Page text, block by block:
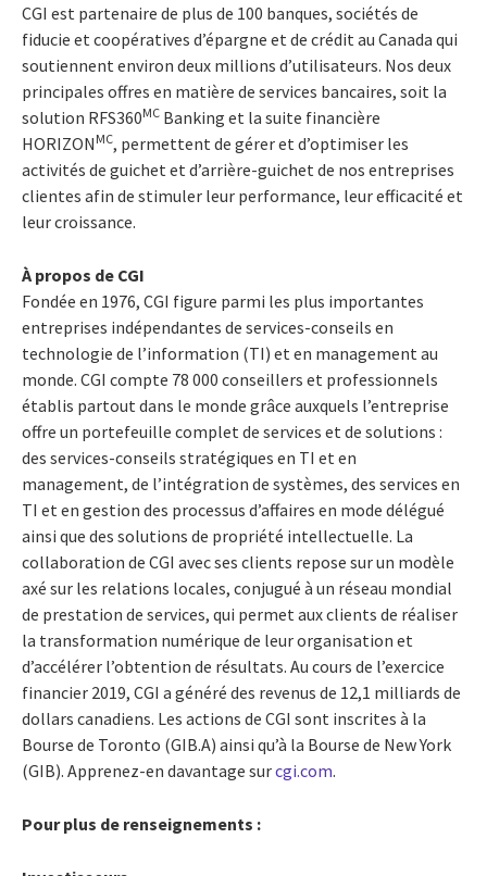
CGI est partenaire de plus de 100 banques, sociétés de
fiducie et coopératives d’épargne et de crédit au Canada qui
soutiennent environ deux millions d’utilisateurs. Nos deux
principales offres en matière de services bancaires, soit la
solution RFS360MC Banking et la suite financière
HORIZON MC, permettent de gérer et d’optimiser les
activités de guichet et d’arrière-guichet de nos entreprises
clientes afin de stimuler leur performance, leur efficacité et
leur croissance.
À propos de CGI
Fondée en 1976, CGI figure parmi les plus importantes
entreprises indépendantes de services-conseils en
technologie de l’information (TI) et en management au
monde. CGI compte 78 000 conseillers et professionnels
établis partout dans le monde grâce auxquels l’entreprise
offre un portefeuille complet de services et de solutions :
des services-conseils stratégiques en TI et en
management, de l’intégration de systèmes, des services en
TI et en gestion des processus d’affaires en mode délégué
ainsi que des solutions de propriété intellectuelle. La
collaboration de CGI avec ses clients repose sur un modèle
axé sur les relations locales, conjugué à un réseau mondial
de prestation de services, qui permet aux clients de réaliser
la transformation numérique de leur organisation et
d’accélérer l’obtention de résultats. Au cours de l’exercice
financier 2019, CGI a généré des revenus de 12,1 milliards de
dollars canadiens. Les actions de CGI sont inscrites à la
Bourse de Toronto (GIB.A) ainsi qu’à la Bourse de New York
(GIB). Apprenez-en davantage surcgi.com.
Pour plus de renseignements :